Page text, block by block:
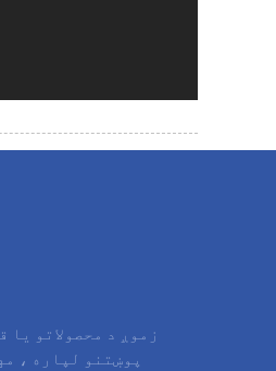
زموږ د محصولاتو یا
پوښتنو لپاره ،